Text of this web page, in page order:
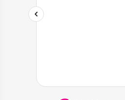
klinkerbestrating opgesloten, heb je
4 werkuren worden uitgevoerd.
Directe systeemintegratie:Na